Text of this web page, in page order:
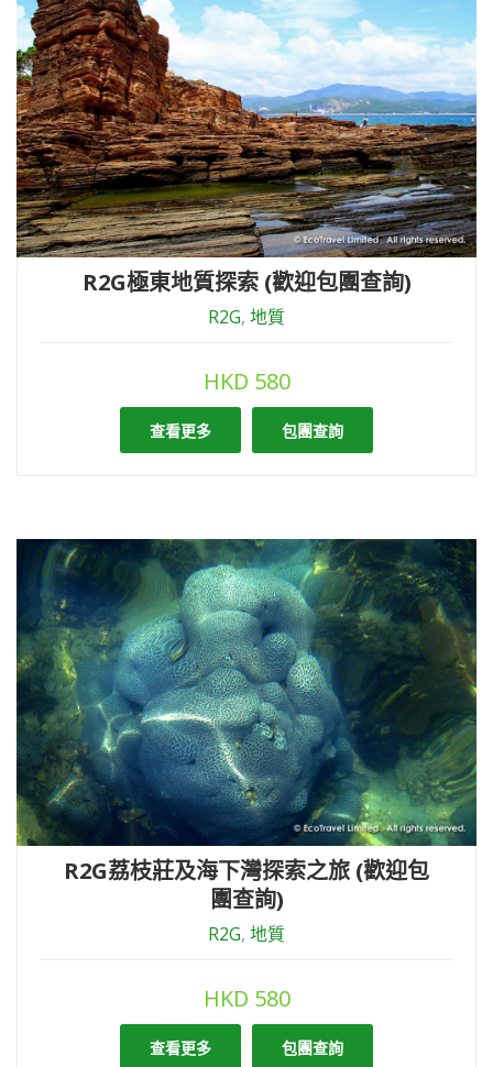
R2G極東地質探索 (歡迎包團查詢)
R2G, 地質
HKD 580
查看更多 包團查詢
R2G荔枝莊及海下灣探索之旅 (歡迎包
團查詢)
R2G, 地質
HKD 580
查看更多 包團查詢